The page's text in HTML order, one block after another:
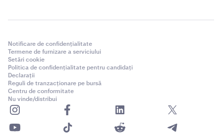
Notificare de confidențialitate
Termene de furnizare a serviciului
Setări cookie
Politica de confidențialitate pentru candidați
Declarații
Reguli de tranzacționare pe bursă
Centru de conformitate
Nu vinde/distribui